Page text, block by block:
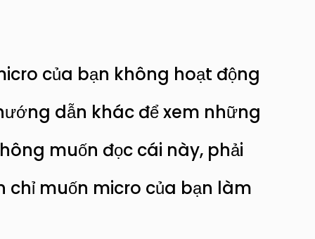
của bạn không hoạt động
dẫn khác để xem những
muốn đọc cái này, phải
chỉ muốn micro của bạn làm